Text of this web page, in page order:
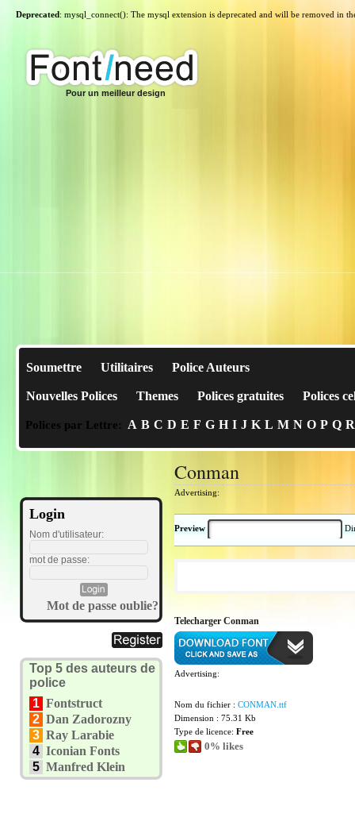
Deprecated: mysql_connect(): The mysql extension is deprecated and will be removed in
Pour un meilleur design
Soumettre Utilitaires Police Auteurs
Nouvelles Polices Themes Polices gratuites Polices
Polices par Lettre: A B C D E F G H I J K L M N O P Q R
Login
Nom d'utilisateur:
mot de passe:
Mot de passe oublie?
Top 5 des auteurs de
police
1 Fontstruct
2 Dan Zadorozny
3 Ray Larabie
4 Iconian Fonts
5 Manfred Klein
Conman
Advertising:
Preview
Telecharger Conman
Advertising:
Nom du fichier : CONMAN.ttf
Dimension : 75.31 Kb
Type de licence: Free
0% likes